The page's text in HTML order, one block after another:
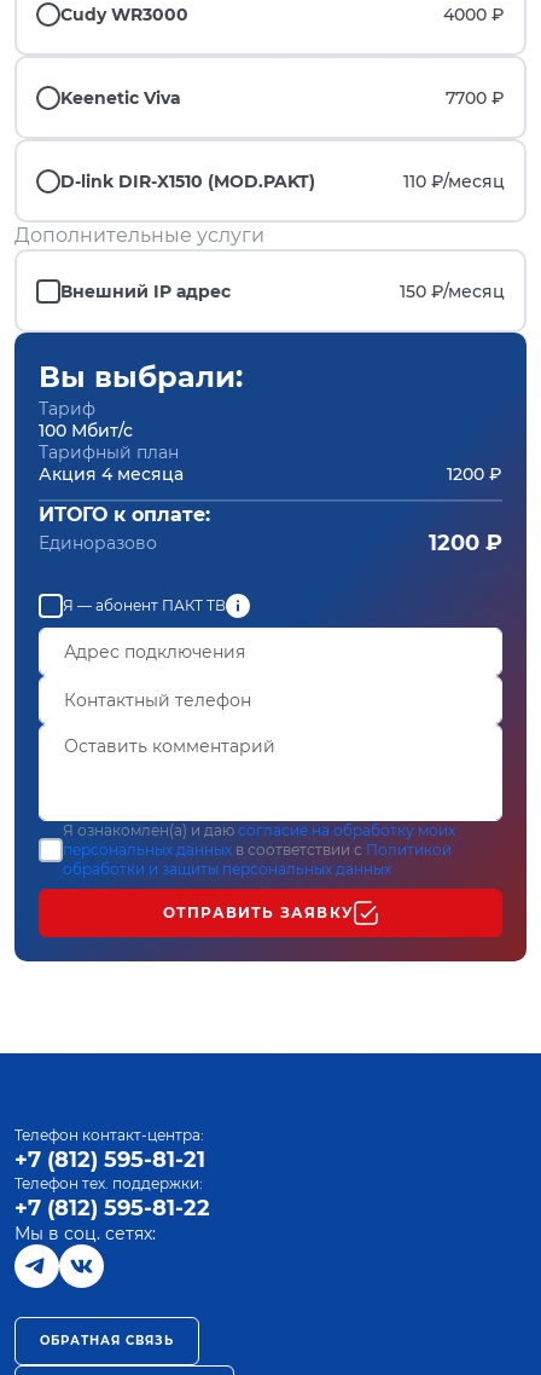
Cudy WR3000 4000 ₽
Keenetic Viva 7700 ₽
D-link DIR-X1510 (MOD.PAKT) 110 ₽/месяц
Дополнительные услуги
Внешний IP адрес 150 ₽/месяц
Вы выбрали:
Тариф
100 Мбит/с
Тарифный план
Акция 4 месяца
1200 ₽
ИТОГО к оплате:
Единоразово 1200 ₽
Я — абонент ПАКТ ТВ
Я ознакомлен(а) и даю согласие на обработку моих
персональных данных в соответствии с Политикой
обработки и защиты персональных данных
ОТПРАВИТЬ ЗАЯВКУ
Телефон контакт-центра:
+7 (812) 595-81-21
Телефон тех. поддержки:
+7 (812) 595-81-22
Мы в соц. сетях:
ОБРАТНАЯ СВЯЗЬ